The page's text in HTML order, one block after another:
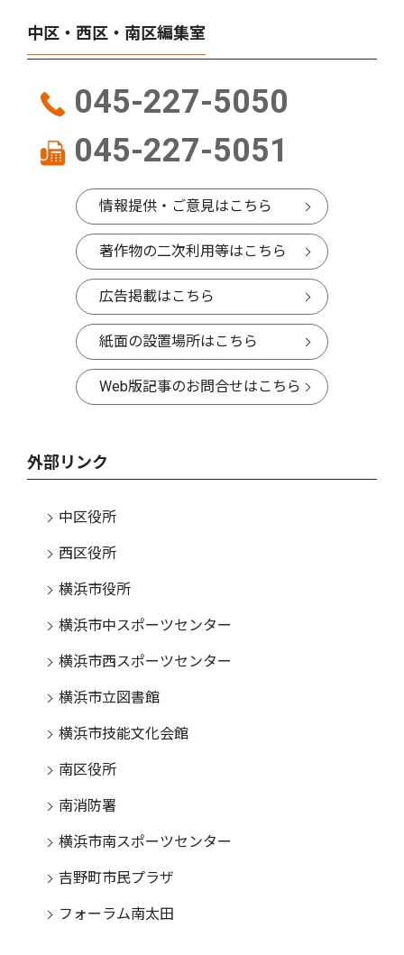
中区・西区・南区編集室
045-227-5050
045-227-5051
情報提供・ご意見はこちら
著作物の二次利用等はこちら
広告掲載はこちら
紙面の設置場所はこちら
Web版記事のお問合せはこちら
外部リンク
中区役所
西区役所
横浜市役所
横浜市中スポーツセンター
横浜市西スポーツセンター
横浜市立図書館
横浜市技能文化会館
南区役所
南消防署
横浜市南スポーツセンター
吉野町市民プラザ
フォーラム南太田